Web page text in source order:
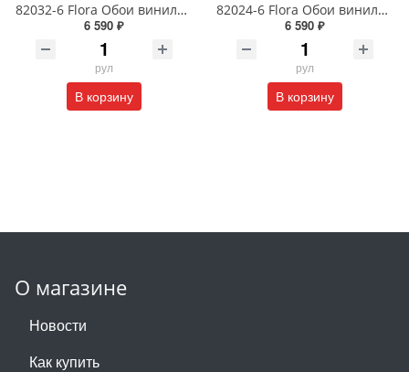
82032-6 Flora Обои виниловые на бумажной основе 1.06*15.6
6 590 ₽
рул
В корзину
82024-6 Flora Обои виниловые на бумажной основе 1.06*15.6
6 590 ₽
рул
В корзину
О магазине
Новости
Как купить